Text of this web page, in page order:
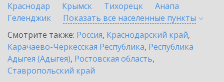
Краснодар
Крымск Тихорецк
Анапа
Геленджик
Показать все населенные пункты
Смотрите также: Россия, Краснодарский край,
Карачаево-Черкесская Республика, Республика
Адыгея (Адыгея), Ростовская область,
Ставропольский край